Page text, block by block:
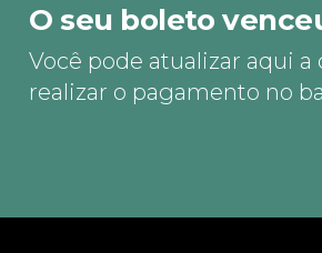
O seu boleto
Você pode atualizar aqui
realizar o pagamento no